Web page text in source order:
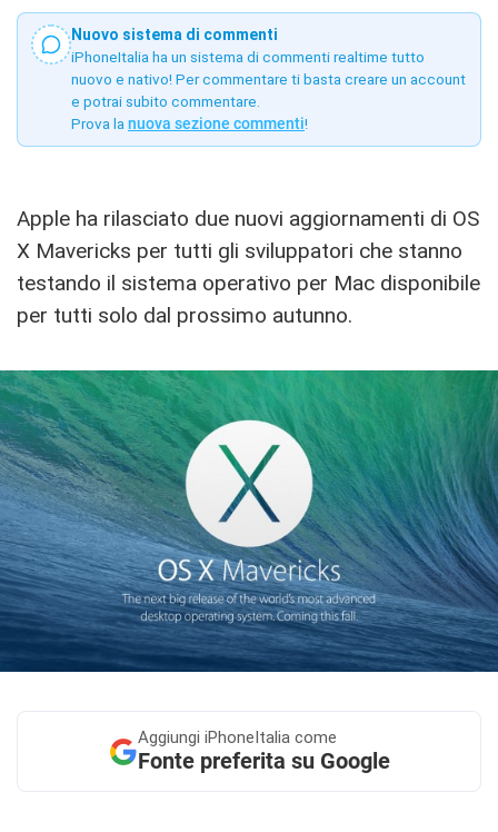
Nuovo sistema di commenti
iPhoneItalia ha un sistema di commenti realtime tutto
nuovo e nativo! Per commentare ti basta creare un account
e potrai subito commentare.
Prova la nuova sezione commenti!
Apple ha rilasciato due nuovi aggiornamenti di OS
X Mavericks per tutti gli sviluppatori che stanno
testando il sistema operativo per Mac disponibile
per tutti solo dal prossimo autunno.
Aggiungi iPhoneItalia come
Fonte preferita su Google